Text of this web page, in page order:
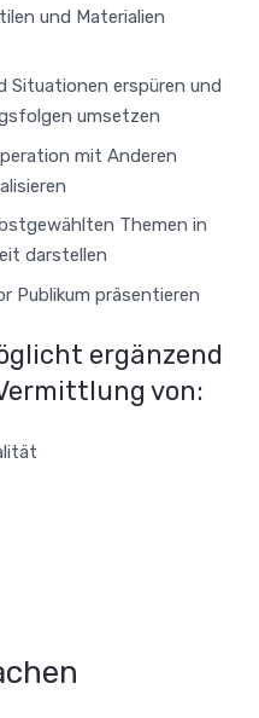
und Materialien
Situationen erspüren und
umsetzen
mit Anderen
Themen in
darstellen
Publikum präsentieren
ergänzend
von: